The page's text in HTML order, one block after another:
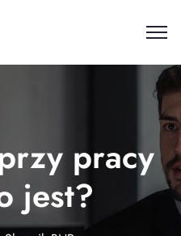
pracy
jest?